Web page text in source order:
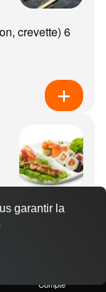
crevette) 6
(poulet,
boeuf from...
Compte
garantir la